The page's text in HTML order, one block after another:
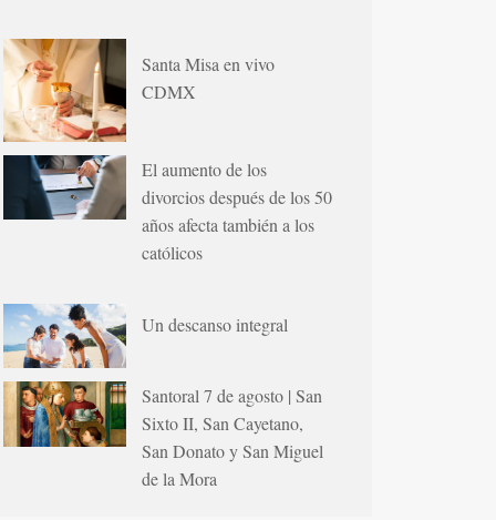
Santa Misa en vivo
CDMX
El aumento de los
divorcios después de los 50
años afecta también a los
católicos
Un descanso integral
Santoral 7 de agosto | San
Sixto II, San Cayetano,
San Donato y San Miguel
de la Mora